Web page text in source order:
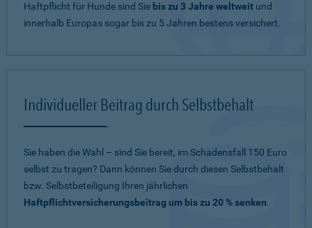
Haftpflicht für Hunde sind Sie bis zu 3 Jahre weltweit und
innerhalb Europas sogar bis zu 5 Jahren bestens versichert.
Individueller Beitrag durch Selbstbehalt
Sie haben die Wahl – sind Sie bereit, im Schadensfall 150 Euro
selbst zu tragen? Dann können Sie durch diesen Selbstbehalt
bzw. Selbstbeteiligung Ihren jährlichen
Haftpflichtversicherungsbeitrag um bis zu 20 % senken.